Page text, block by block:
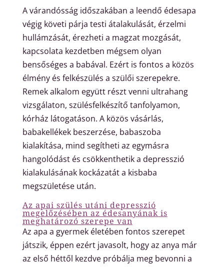
A várandósság időszakában a leendő édesapa
végig követi párja testi átalakulását, érzelmi
hullámzását, érezheti a magzat mozgását,
kapcsolata kezdetben mégsem olyan
bensőséges a babával. Ezért is fontos a közös
élmény és felkészülés a szülői szerepekre.
Remek alkalom együtt részt venni ultrahang
vizsgálaton, szülésfelkészítő tanfolyamon,
kórház látogatáson. A közös vásárlás,
babakellékek beszerzése, babaszoba
kialakítása, mind segítheti az egymásra
hangolódást és csökkenthetik a depresszió
kialakulásának kockázatát a kisbaba
megszületése után.
Az apai szülés utáni depresszió
megelőzésében az édesanyának is
meghatározó szerepe van
Az apa a gyermek életében fontos szerepet
játszik, éppen ezért javasolt, hogy az anya már
az első héttől kezdve próbálja meg bevonni a